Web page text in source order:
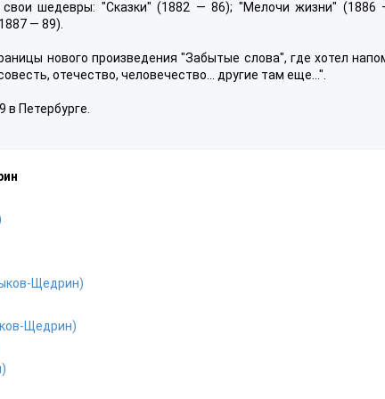
шедевры: "Сказки" (1882 — 86); "Мелочи жизни" (1886
— 89).
нового произведения "Забытые слова", где хотел
отечество, человечество... другие там еще...".
Петербурге.
Щедрин)
Щедрин)